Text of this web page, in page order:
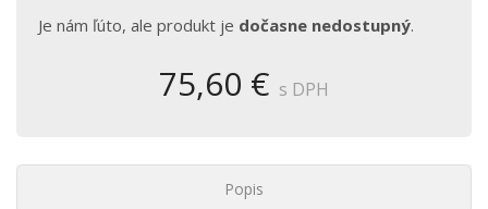
Je nám ľúto, ale produkt je dočasne nedostupný.
75,60 € s DPH
Popis